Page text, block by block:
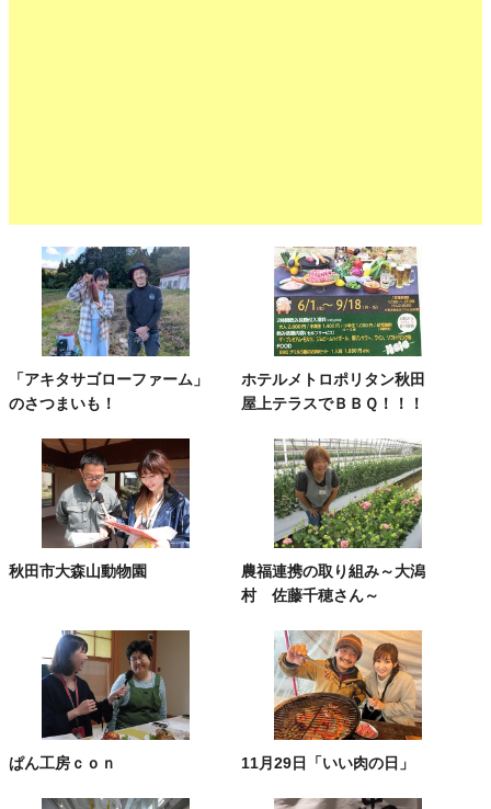
「アキタサゴローファーム」
のさつまいも！
ホテルメトロポリタン秋田
屋上テラスでＢＢＱ！！！
秋田市大森山動物園
農福連携の取り組み～大潟
村 佐藤千穂さん～
ぱん工房ｃｏｎ 11月29日「いい肉の日」